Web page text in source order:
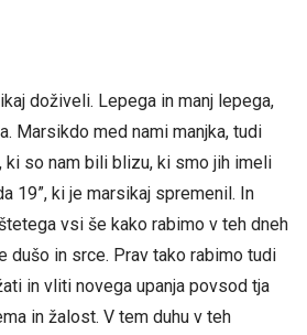
doživeli. Lepega in manj lepega,
Marsikdo med nami manjka, tudi
ki so nam bili blizu, ki smo jih imeli
19”, ki je marsikaj spremenil. In
vsi še kako rabimo v teh dneh
dušo in srce. Prav tako rabimo tudi
in vliti novega upanja povsod tja
in žalost. V tem duhu v teh